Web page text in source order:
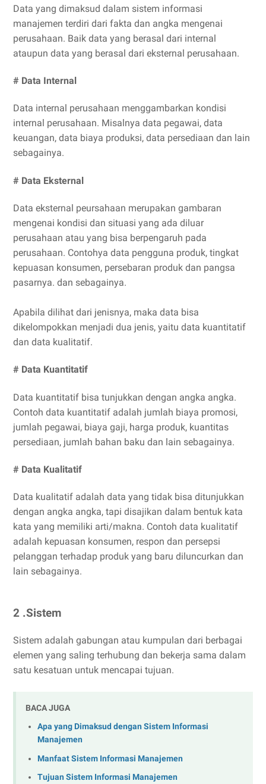
Data yang dimaksud dalam sistem informasi
manajemen terdiri dari fakta dan angka mengenai
perusahaan. Baik data yang berasal dari internal
ataupun data yang berasal dari eksternal perusahaan.
# Data Internal
Data internal perusahaan menggambarkan kondisi
internal perusahaan. Misalnya data pegawai, data
keuangan, data biaya produksi, data persediaan dan lain
sebagainya.
# Data Eksternal
Data eksternal peursahaan merupakan gambaran
mengenai kondisi dan situasi yang ada diluar
perusahaan atau yang bisa berpengaruh pada
perusahaan. Contohya data pengguna produk, tingkat
kepuasan konsumen, persebaran produk dan pangsa
pasarnya. dan sebagainya.
Apabila dilihat dari jenisnya, maka data bisa
dikelompokkan menjadi dua jenis, yaitu data kuantitatif
dan data kualitatif.
# Data Kuantitatif
Data kuantitatif bisa tunjukkan dengan angka angka.
Contoh data kuantitatif adalah jumlah biaya promosi,
jumlah pegawai, biaya gaji, harga produk, kuantitas
persediaan, jumlah bahan baku dan lain sebagainya.
# Data Kualitatif
Data kualitatif adalah data yang tidak bisa ditunjukkan
dengan angka angka, tapi disajikan dalam bentuk kata
kata yang memiliki arti/makna. Contoh data kualitatif
adalah kepuasan konsumen, respon dan persepsi
pelanggan terhadap produk yang baru diluncurkan dan
lain sebagainya.
2 .Sistem
Sistem adalah gabungan atau kumpulan dari berbagai
elemen yang saling terhubung dan bekerja sama dalam
satu kesatuan untuk mencapai tujuan.
BACA JUGA
Apa yang Dimaksud dengan Sistem Informasi
Manajemen
Manfaat Sistem Informasi Manajemen
Tujuan Sistem Informasi Manajemen